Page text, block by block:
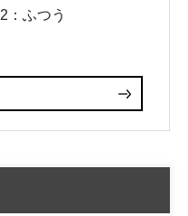
2：ふつう